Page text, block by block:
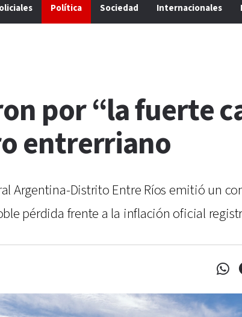
Política Sociedad Internacionales
por “la fuerte
entrerriano
Argentina-Distrito Entre Ríos emitió un
pérdida frente a la inflación oficial